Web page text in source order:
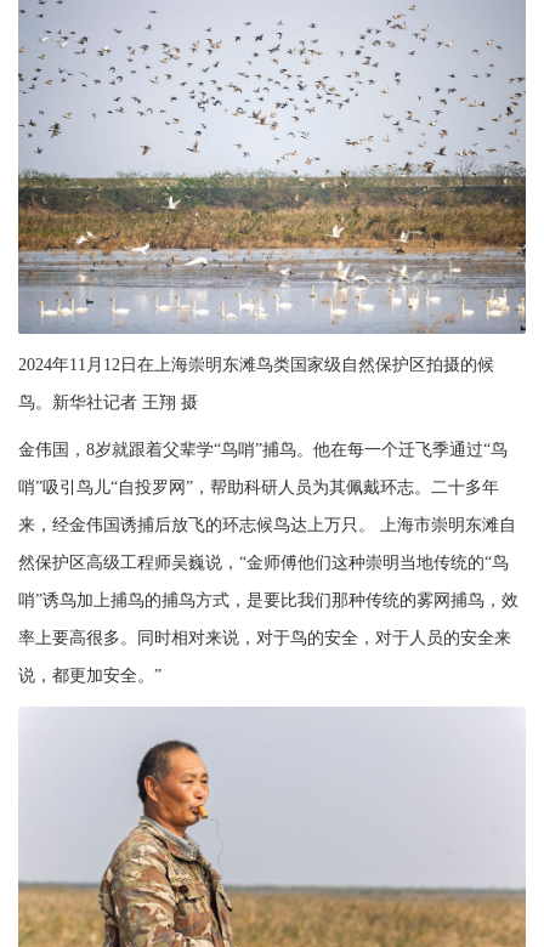
2024年11月12日在上海崇明东滩鸟类国家级自然保护区拍摄的候
鸟。新华社记者 王翔 摄
金伟国，8岁就跟着父辈学“鸟哨”捕鸟。他在每一个迁飞季通过“鸟
哨”吸引鸟儿“自投罗网”，帮助科研人员为其佩戴环志。二十多年
来，经金伟国诱捕后放飞的环志候鸟达上万只。 上海市崇明东滩自
然保护区高级工程师吴巍说，“金师傅他们这种崇明当地传统的“鸟
哨”诱鸟加上捕鸟的捕鸟方式，是要比我们那种传统的雾网捕鸟，效
率上要高很多。同时相对来说，对于鸟的安全，对于人员的安全来
说，都更加安全。”